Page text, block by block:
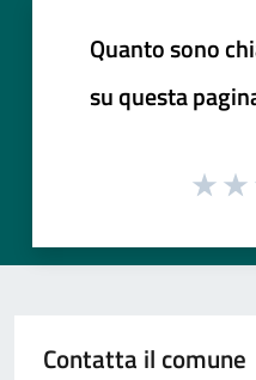
Quanto sono
su questa
Contatta il comune